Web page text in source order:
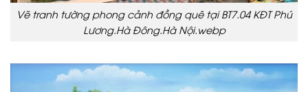
Vẽ tranh tường phong cảnh đồng quê tại BT7.04 KĐT Phú
Lương.Hà Đông.Hà Nội.webp